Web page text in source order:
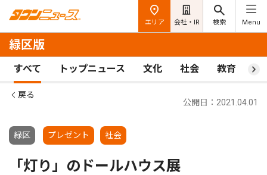
エリア 会社・IR 検索 Menu
緑区版
すべて トップニュース 文化 社会 教育 ス
戻る
緑区 プレゼント 社会
公開日：2021.04.01
「灯り」のドールハウス展